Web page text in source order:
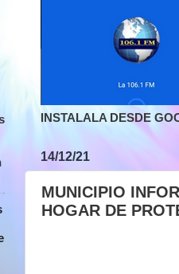
INSTALALA DESDE
14/12/21
MUNICIPIO
HOGAR DE